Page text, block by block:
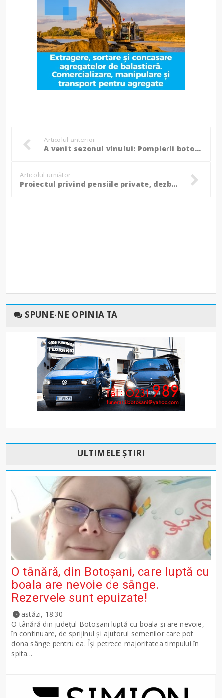
Articolul anterior
A venit sezonul vinului: Pompierii botoșăneni sfătuiesc cetățenii cum să prevină tragediile!
Articolul următor
Proiectul privind pensiile private, dezbătut azi în Senat. Cum vor putea fi retrași banii
SPUNE-NE OPINIA TA
ULTIMELE ȘTIRI
O tânără, din Botoșani, care luptă cu
boala are nevoie de sânge.
Rezervele sunt epuizate!
astăzi, 18:30
O tânără din județul Botoșani luptă cu boala și are nevoie,
în continuare, de sprijinul și ajutorul semenilor care pot
dona sânge pentru ea. Își petrece majoritatea timpului în
spita...